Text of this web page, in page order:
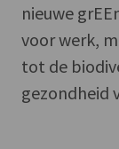
nieuwe
voor werk,
tot de
gezondheid